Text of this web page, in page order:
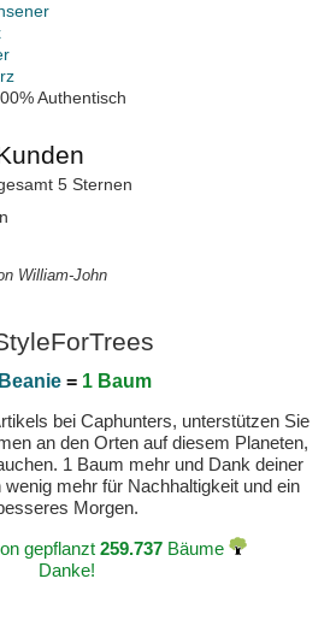
Authentisch
5 Sternen
William-John
= 1 Baum
bei Caphunters, unterstützen Sie
an den Orten auf diesem Planeten,
1 Baum mehr und Dank deiner
mehr für Nachhaltigkeit und ein
Morgen.
gepflanzt 259.737Bäume
Danke!